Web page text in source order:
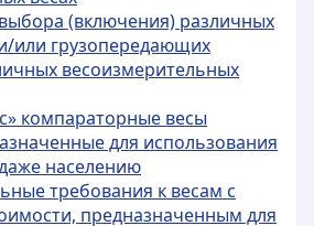
(включения) различных
или грузопередающих
весоизмерительных
компараторные весы
для использования
населению
требования к весам с
предназначенным для